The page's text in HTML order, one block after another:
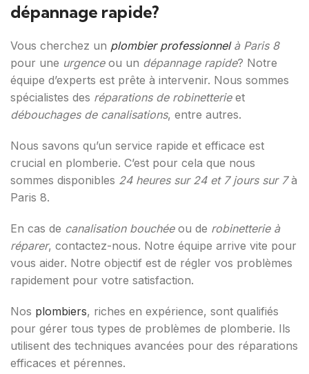
dépannage rapide?
Vous cherchez un plombier professionnelà Paris 8
pour une urgenceou un dépannage rapide? Notre
équipe d’experts est prête à intervenir. Nous sommes
spécialistes des réparations de robinetterieet
débouchages de canalisations, entre autres.
Nous savons qu’un service rapide et efficace est
crucial en plomberie. C’est pour cela que nous
sommes disponibles 24 heures sur 24 et 7 jours sur 7à
Paris 8.
En cas de canalisation bouchéeou de robinetterie à
réparer, contactez-nous. Notre équipe arrive vite pour
vous aider. Notre objectif est de régler vos problèmes
rapidement pour votre satisfaction.
Nos plombiers, riches en expérience, sont qualifiés
pour gérer tous types de problèmes de plomberie. Ils
utilisent des techniques avancées pour des réparations
efficaces et pérennes.